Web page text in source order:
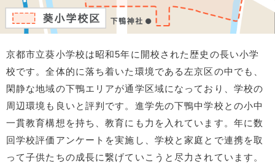
京都市立葵小学校は昭和5年に開校された歴史の長い小学
校です。全体的に落ち着いた環境である左京区の中でも、
閑静な地域の下鴨エリアが通学区域になっており、学校の
周辺環境も良いと評判です。進学先の下鴨中学校との小中
一貫教育構想を持ち、教育にも力を入れています。年に数
回学校評価アンケートを実施し、学校と家庭とで連携を取
って子供たちの成長に繋げていこうと尽力されています。